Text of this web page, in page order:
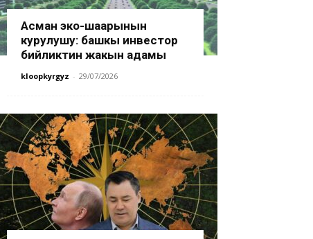
Асман эко-шаарынын
курулушу: башкы инвестор
бийликтин жакын адамы
kloopkyrgyz - 29/07/2026